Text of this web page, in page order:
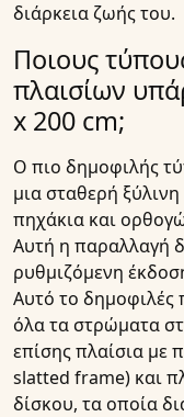
διάρκεια ζωής του.
Ποιους
πλαισίων
x 200 cm;
Ο πιο δημοφιλής
μια σταθερή
πηχάκια και
Αυτή η παραλλαγή
ρυθμιζόμενη
Αυτό το δημοφιλές
όλα τα στρώματα
επίσης πλαίσια με
slatted frame) και
δίσκου, τα οποία